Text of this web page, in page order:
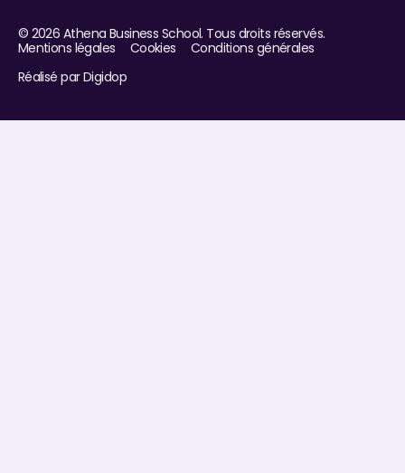
© 2026 Athena Business School. Tous droits réservés.
Mentions légales
Cookies
Conditions générales
Réalisé par Digidop